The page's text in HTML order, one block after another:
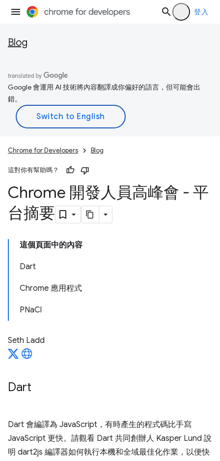
登入
Blog
Google 會運用 AI 技術將內容翻譯成你偏好的語言，但可能會出
錯。
Chrome for Developers Blog
這對你有幫助嗎？
Chrome 開發人員高峰會 - 平
台摘要
這個頁面中的內容
Dart
Chrome 應用程式
PNaCl
Seth Ladd
Dart
Dart 會編譯為 JavaScript，有時產生的程式碼比手寫
JavaScript 更快。請觀看 Dart 共同創辦人 Kasper Lund 說
明 dart2js 編譯器如何執行本機和全域最佳化作業，以便快